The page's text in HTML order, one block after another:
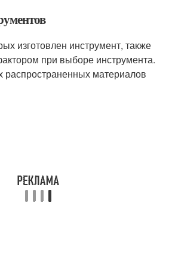
изготовлен инструмент, также
при выборе инструмента.
материалов